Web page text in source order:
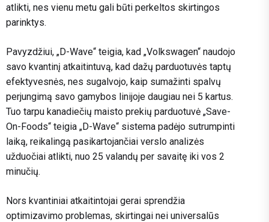
atlikti, nes vienu metu gali būti perkeltos skirtingos
parinktys.
Pavyzdžiui, „D-Wave“ teigia, kad „Volkswagen“ naudojo
savo kvantinį atkaitintuvą, kad dažų parduotuvės taptų
efektyvesnės, nes sugalvojo, kaip sumažinti spalvų
perjungimą savo gamybos linijoje daugiau nei 5 kartus.
Tuo tarpu kanadiečių maisto prekių parduotuvė „Save-
On-Foods“ teigia „D-Wave“ sistema padėjo sutrumpinti
laiką, reikalingą pasikartojančiai verslo analizės
užduočiai atlikti, nuo 25 valandų per savaitę iki vos 2
minučių.
Nors kvantiniai atkaitintojai gerai sprendžia
optimizavimo problemas, skirtingai nei universalūs